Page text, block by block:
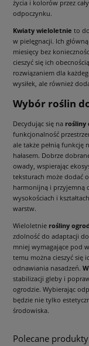
życia i kolorów przez
odpoczynku.
Kwiaty wieloletnie to
w pielęgnacji. Ich
miesięcy bez
cieszyć się ich
rozwiązaniem dla
wysiłek, ale również
Wybór roślin
Decydując się na rośliny
funkcjonalność
ale także pełnią funkcję
hałasem. Dobrze
owady, wspierając
teksturach może dodać
harmonijną i przyjemną
wysokościach i
warstw.
Wieloletnie rośliny
zdolność do adaptacji
mniej wymagające pod
temu można cieszyć się
odnawiania nasadzeń.
stabilizacji gleby i
ogrodzie. Wybierając
będzie nie tylko
środowiska.
Polecane produkty